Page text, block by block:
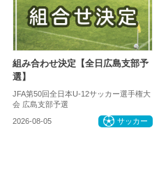
組み合わせ決定【全日広島支部予
選】
JFA第50回全日本U-12サッカー選手権大
会 広島支部予選
2026-08-05 サッカー